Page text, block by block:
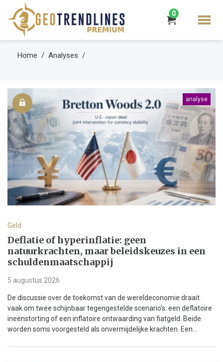
0
Home Analyses
analyse
Geld
Deflatie of hyperinflatie: geen
natuurkrachten, maar beleidskeuzes in een
schuldenmaatschappij
5 augustus 2026
De discussie over de toekomst van de wereldeconomie draait
vaak om twee schijnbaar tegengestelde scenario’s: een deflatoire
ineenstorting of een inflatoire ontwaarding van fiatgeld. Beide
worden soms voorgesteld als onvermijdelijke krachten. Een...